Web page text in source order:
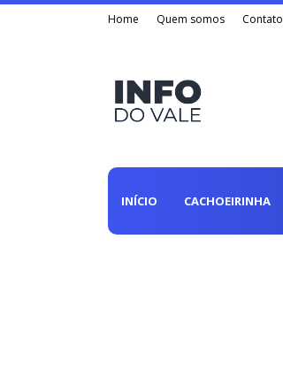
Home Quem somos Contato
INÍCIO CACHOEIRINHA